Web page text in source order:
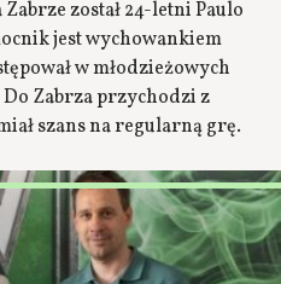
został 24-letni Paulo
jest wychowankiem
w młodzieżowych
Zabrza przychodzi z
szans na regularną grę.